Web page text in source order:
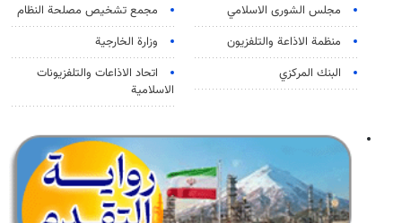
مجلس الشورى الاسلامي
مجمع تشخيص مصلحة النظام
منظمة الاذاعة والتلفزیون
وزارة الخارجية
البنك المركزي
اتحاد الاذاعات والتلفزيونات
الاسلامية